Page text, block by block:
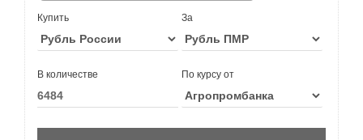
Купить За
В количестве По курсу от